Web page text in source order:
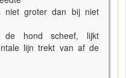
groter dan bij niet
hond scheef, lijkt
lijn trekt van af de